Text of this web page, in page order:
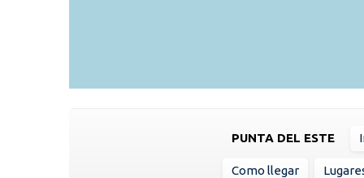
PUNTA DEL ESTE
Como llegar